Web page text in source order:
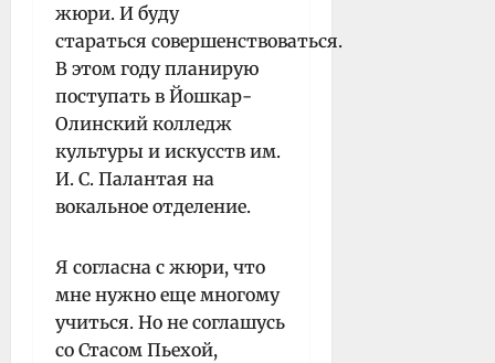
жюри. И буду
стараться совершенствоваться.
В этом году планирую
поступать в Йошкар-
Олинский колледж
культуры и искусств им.
И. С. Палантая на
вокальное отделение.
Я согласна с жюри, что
мне нужно еще многому
учиться. Но не соглашусь
со Стасом Пьехой,